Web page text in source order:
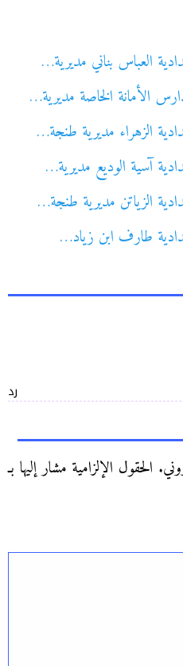
العباس بناني مديرية…
الأمانة الخاصة مديرية…
الزهراء مديرية طنجة…
آسية الوديع مديرية…
الزياتن مديرية طنجة…
طارف ابن زياد…
رد
الحقول الإلزامية مشار إليها بـ